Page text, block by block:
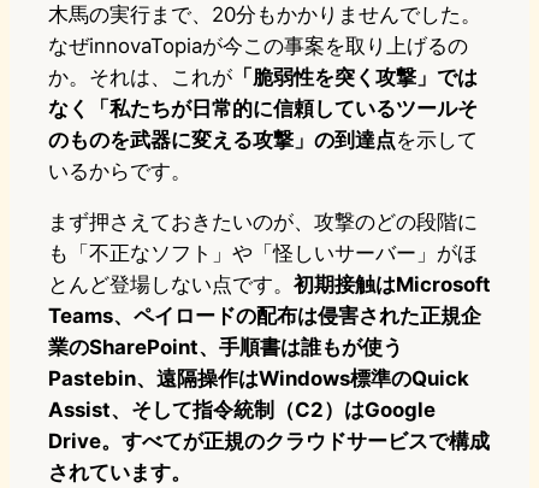
木馬の実行まで、20分もかかりませんでした。
なぜinnovaTopiaが今この事案を取り上げるの
か。それは、これが 「脆弱性を突く攻撃」では
なく「私たちが日常的に信頼しているツールそ
のものを武器に変える攻撃」の到達点を示して
いるからです。
まず押さえておきたいのが、攻撃のどの段階に
も「不正なソフト」や「怪しいサーバー」がほ
とんど登場しない点です。 初期接触はMicrosoft
Teams、ペイロードの配布は侵害された正規企
業のSharePoint、手順書は誰もが使う
Pastebin、遠隔操作はWindows標準のQuick
Assist、そして指令統制（C2）はGoogle
Drive。すべてが正規のクラウドサービスで構成
されています。